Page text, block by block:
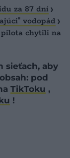
za 87 dní
vodopád
pilota chytili na
sieťach, aby
pod
TikToku ,
!